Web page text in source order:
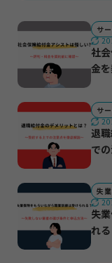
サ
社
金
サ
退
で
失
失
れ